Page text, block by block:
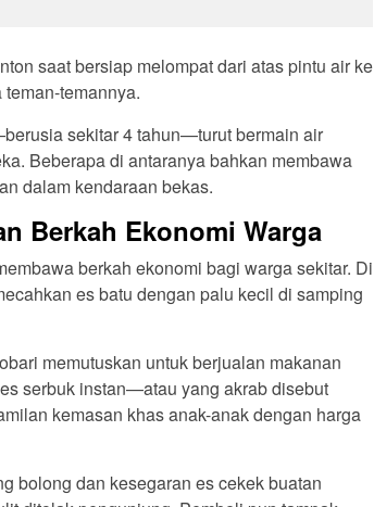
saat bersiap melompat dari atas pintu air ke
temannya.
sekitar 4 tahun—turut bermain air
Beberapa di antaranya bahkan membawa
dalam kendaraan bekas.
Berkah Ekonomi Warga
berkah ekonomi bagi warga sekitar. Di
es batu dengan palu kecil di samping
memutuskan untuk berjualan makanan
serbuk instan—atau yang akrab disebut
kemasan khas anak-anak dengan harga
bolong dan kesegaran es cekek buatan